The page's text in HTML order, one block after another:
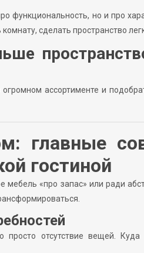
функциональность, но и про
сделать пространство
ассортименте и
главные
гостиной
мебель «про запас» или ради
просто отсутствие вещей.